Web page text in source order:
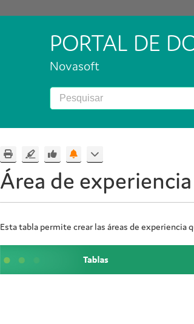
PORTAL DE
Novasoft
Área de experiencia
Esta tabla permite crear las áreas de experiencia